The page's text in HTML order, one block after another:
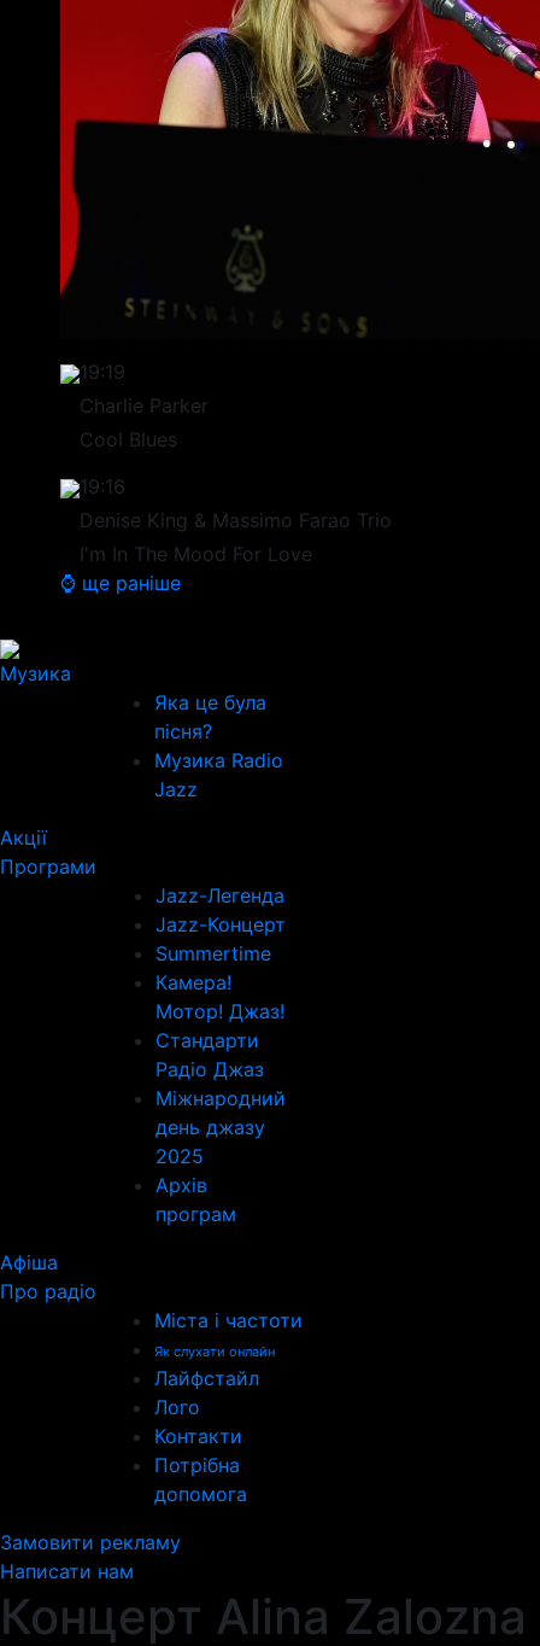
19:19
Charlie Parker
Cool Blues
19:16
Denise King & Massimo Farao Trio
I'm In The Mood For Love
⌚ ще раніше
Музика
Яка це була
пісня?
Музика Radio
Jazz
Акції
Програми
Jazz-Легенда
Jazz-Концерт
Summertime
Камера!
Мотор! Джаз!
Стандарти
Радіо Джаз
Міжнародний
день джазу
2025
Архів
програм
Афіша
Про радіо
Міста і частоти
Як слухати онлайн
Лайфстайл
Лого
Контакти
Потрібна
допомога
Замовити рекламу
Написати нам
Концерт Alina